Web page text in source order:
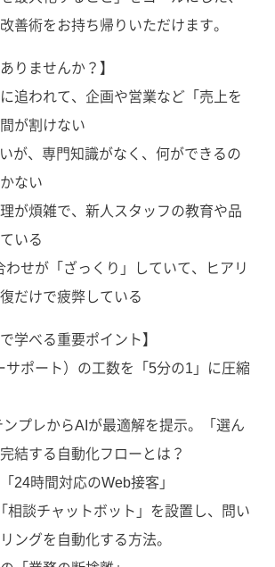
善術をお持ち帰りいただけます。
りませんか？】
追われて、企画や営業など「売上を
が割けない
が、専門知識がなく、何ができるの
ない
が煩雑で、新人スタッフの教育や品
いる
わせが「ざっくり」していて、ヒアリ
だけで疲弊している
学べる重要ポイント】
サポート）の工数を「5分の1」に圧縮
プレからAIが最適解を提示。「選ん
結する自動化フローとは？
24時間対応のWeb接客」
相談チャットボット」を設置し、問い
ングを自動化する方法。